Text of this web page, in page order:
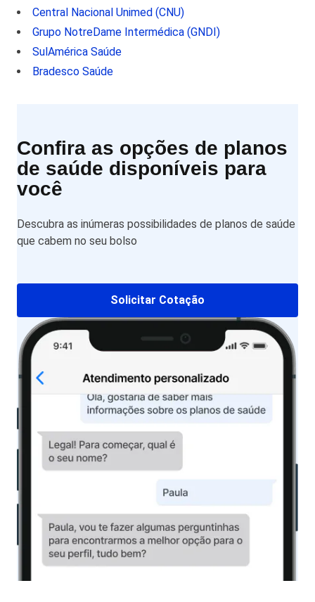
Central Nacional Unimed (CNU)
Grupo NotreDame Intermédica (GNDI)
SulAmérica Saúde
Bradesco Saúde
Confira as opções de planos
de saúde disponíveis para
você
Descubra as inúmeras possibilidades de planos de saúde
que cabem no seu bolso
Solicitar Cotação